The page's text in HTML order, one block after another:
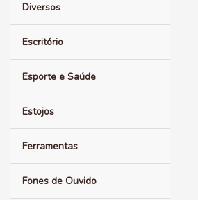
Diversos
Escritório
Esporte e Saúde
Estojos
Ferramentas
Fones de Ouvido